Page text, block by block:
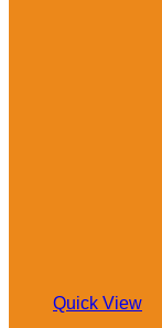
Quick View